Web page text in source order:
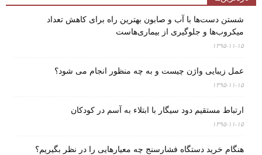
شستن دست‌ها با آب و صابون بهترین راه برای کاهش تعداد
میکروب‌ها و جلوگیری از بیماری‌هاست
۱۳۹۵-۱۱-۱۵
عمل زیبایی واژن چیست و به چه منظور انجام می شود؟
۱۳۹۵-۱۱-۱۵
ارتباط مستقیم دود سیگار با ابتلاء به آسم در کودکان
۱۳۹۵-۱۱-۱۵
هنگام خرید دستگاه فشارسنج چه معیارهایی را در نظر بگیریم؟